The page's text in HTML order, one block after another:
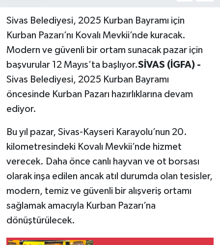
Sivas Belediyesi, 2025 Kurban Bayramı için
Kurban Pazarı’nı Kovalı Mevkii’nde kuracak.
Modern ve güvenli bir ortam sunacak pazar için
başvurular 12 Mayıs’ta başlıyor.SİVAS (İGFA) -
Sivas Belediyesi, 2025 Kurban Bayramı
öncesinde Kurban Pazarı hazırlıklarına devam
ediyor.
Bu yıl pazar, Sivas-Kayseri Karayolu’nun 20.
kilometresindeki Kovalı Mevkii’nde hizmet
verecek. Daha önce canlı hayvan ve ot borsası
olarak inşa edilen ancak atıl durumda olan tesisler,
modern, temiz ve güvenli bir alışveriş ortamı
sağlamak amacıyla Kurban Pazarı’na
dönüştürülecek.